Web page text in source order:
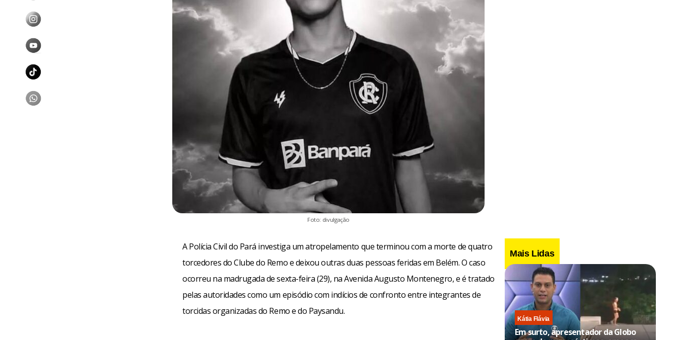
Foto: divulgação
A Polícia Civil do Pará investiga um atropelamento que terminou com a morte de quatro
torcedores do Clube do Remo e deixou outras duas pessoas feridas em Belém. O caso
ocorreu na madrugada de sexta-feira (29), na Avenida Augusto Montenegro, e é tratado
pelas autoridades como um episódio com indícios de confronto entre integrantes de
torcidas organizadas do Remo e do Paysandu.
Mais Lidas
Kátia Flávia
Em surto, apresentador da Globo